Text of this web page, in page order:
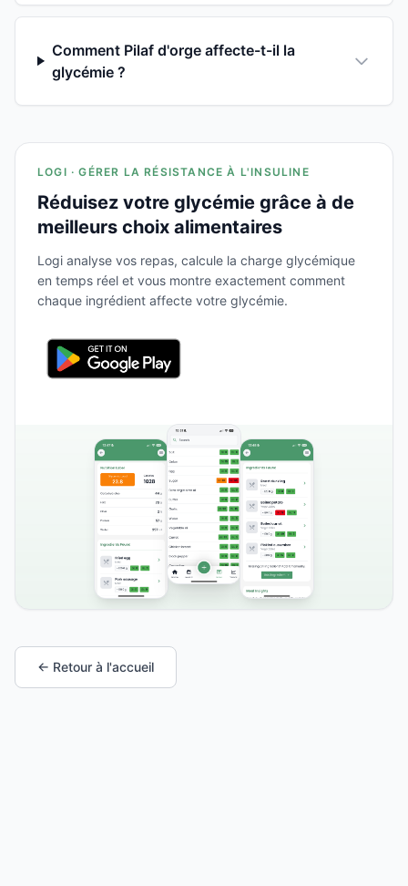
Comment Pilaf d'orge affecte-t-il la
glycémie ?
LOGI · GÉRER LA RÉSISTANCE À L'INSULINE
Réduisez votre glycémie grâce à de
meilleurs choix alimentaires
Logi analyse vos repas, calcule la charge glycémique
en temps réel et vous montre exactement comment
chaque ingrédient affecte votre glycémie.
← Retour à l'accueil